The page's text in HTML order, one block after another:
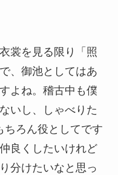
裳を見る限り「照
、御池としてはあ
よね。稽古中も僕
いし、しゃべりた
ちろん役としてです
良くしたいけれど
分けたいなと思っ